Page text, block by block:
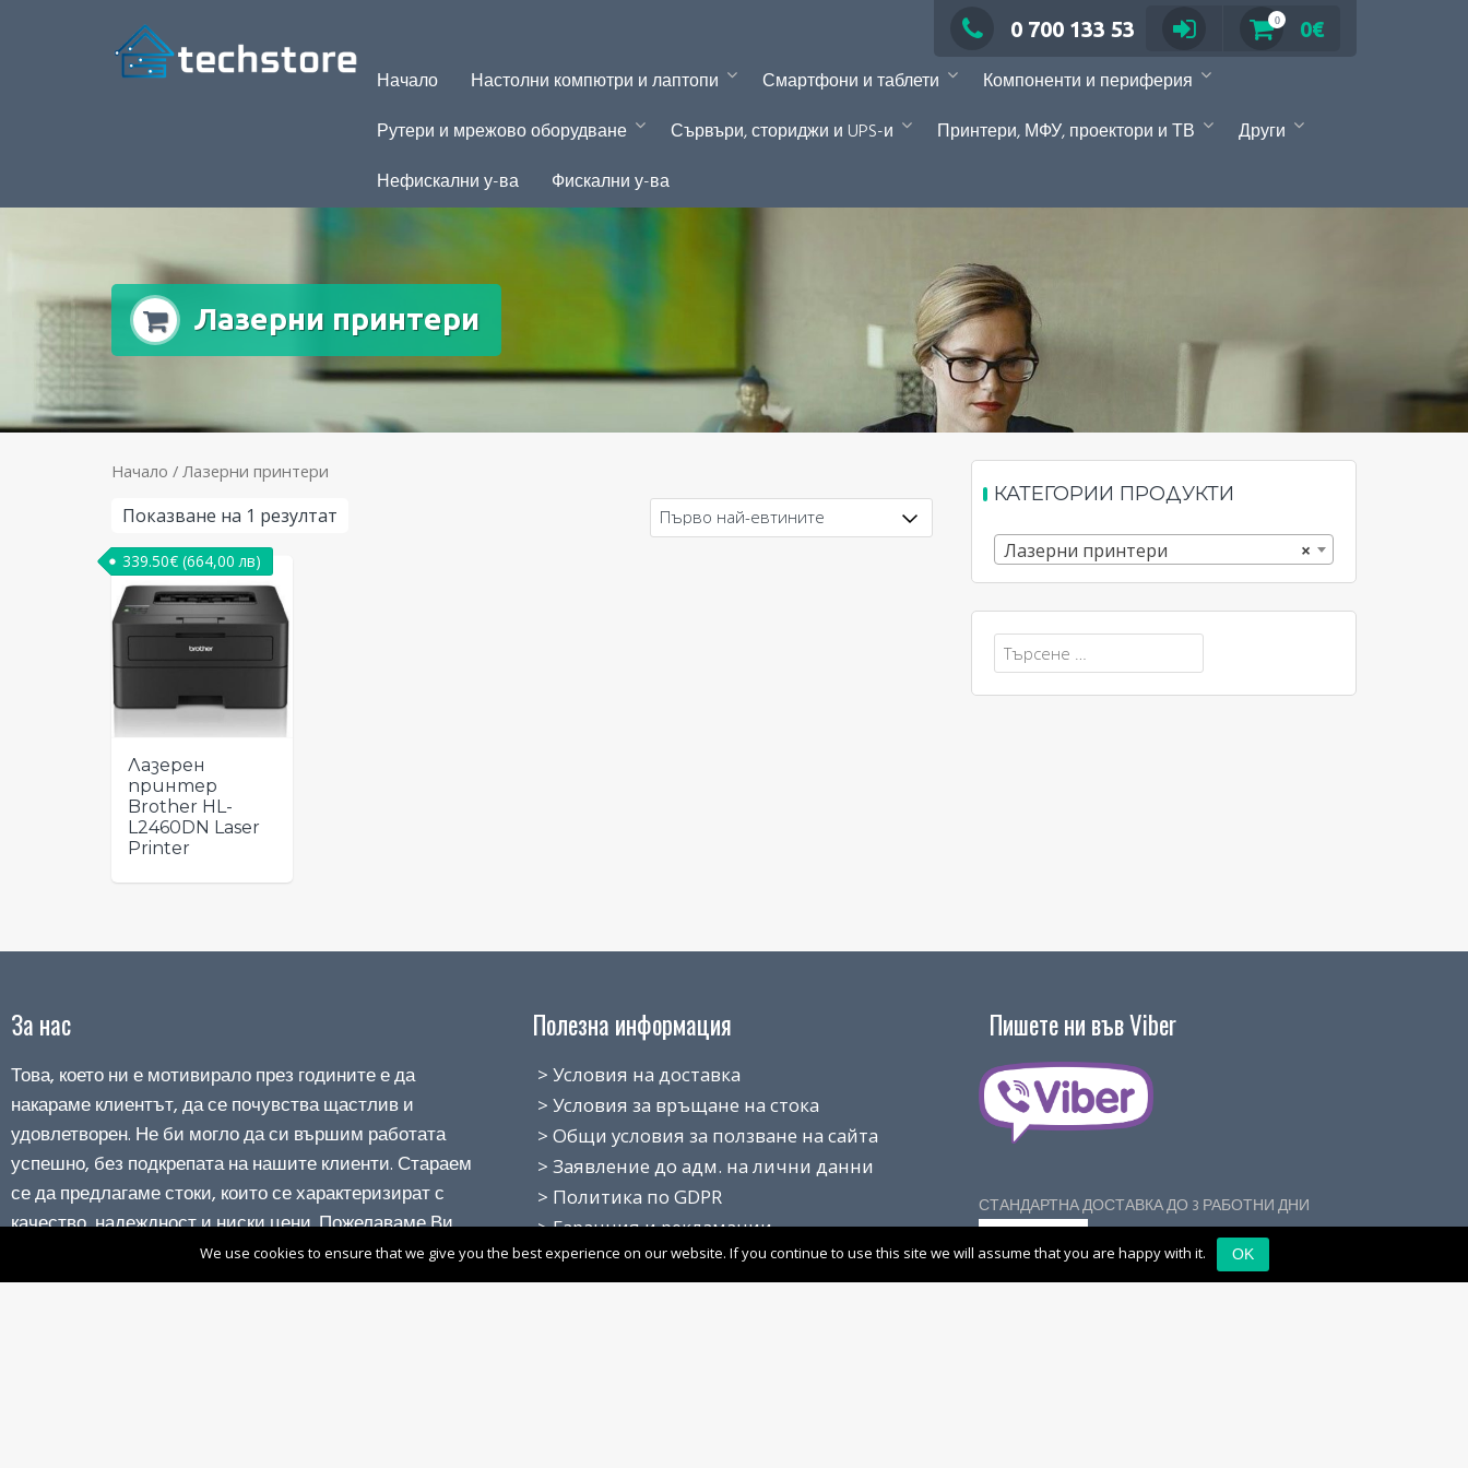
0 700 133 53 0 0€
Начало Настолни компютри и лаптопи Смартфони и таблети
Компоненти и периферия
Рутери и мрежово оборудване
Сървъри, сториджи и UPS-и Принтери, МФУ, проектори и ТВ
Други
Нефискални у-ва
Фискални у-ва
Лазерни принтери
Начало / Лазерни принтери
Показване на 1 резултат
Лазерен
принтер
Brother HL-
L2460DN Laser
Printer
339.50€ (664,00 лв)
КАТЕГОРИИ ПРОДУКТИ
×
Лазерни принтери
Търсене
за:
За нас
Това, което ни е мотивирало през годините е да
накараме клиентът, да се почувства щастлив и
удовлетворен. Не би могло да си вършим работата
успешно, без подкрепата на нашите клиенти. Стараем
се да предлагаме стоки, които се характеризират с
качество, надеждност и ниски цени. Пожелаваме Ви
Полезна информация
> Условия на доставка
> Условия за връщане на стока
> Общи условия за ползване на сайта
> Заявление до адм. на лични данни
> Политика по GDPR
> Гаранция и рекламации
> Поверителност
> Работно време
Пишете ни във Viber
СТАНДАРТНА ДОСТАВКА ДО 3 РАБОТНИ ДНИ
We use cookies to ensure that we give you the best experience on our website. If you continue to use this site we will assume that you are happy with it. OK